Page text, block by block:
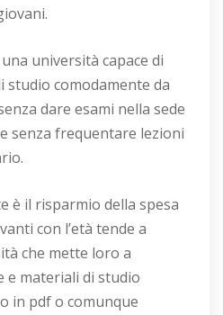
università capace di
comodamente da
dare esami nella sede
senza frequentare lezioni
è il risparmio della spesa
con l’età tende a
che mette loro a
e materiali di studio
in pdf o comunque